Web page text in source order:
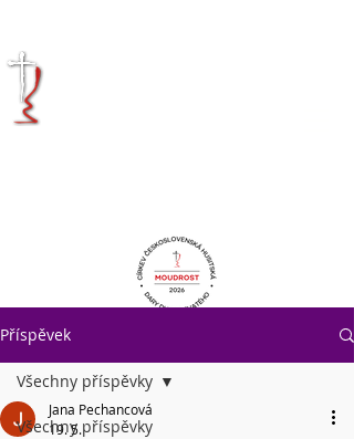
Příspěvek
Všechny příspěvky
Všechny příspěvky
Jana Pechancová
19. 5.